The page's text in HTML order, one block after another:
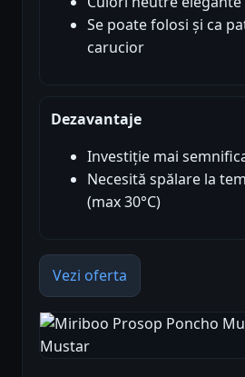
Se poate folosi și ca
carucior
Dezavantaje
Investiție mai
Necesită spălare la
(max 30°C)
Vezi oferta